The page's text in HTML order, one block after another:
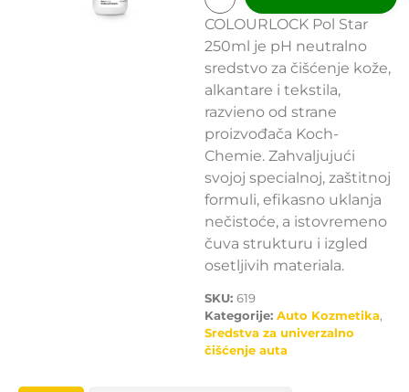
COLOURLOCK Pol Star
250ml je pH neutralno
sredstvo za čišćenje kože,
alkantare i tekstila,
razvieno od strane
proizvođača Koch-
Chemie. Zahvaljujući
svojoj specialnoj, zaštitnoj
formuli, efikasno uklanja
nečistoće, a istovremeno
čuva strukturu i izgled
osetljivih materiala.
SKU: 619
Kategorije: Auto Kozmetika,
Sredstva za univerzalno
čišćenje auta